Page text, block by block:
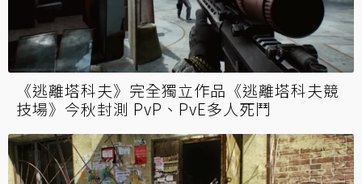
《逃離塔科夫》完全獨立作品《逃離塔科夫競
技場》今秋封測 PvP、PvE多人死鬥